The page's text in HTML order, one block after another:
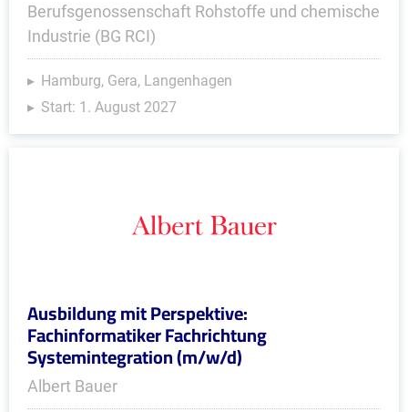
Berufsgenossenschaft Rohstoffe und chemische
Industrie (BG RCI)
Hamburg, Gera, Langenhagen
Start: 1. August 2027
Ausbildung mit Perspektive:
Fachinformatiker Fachrichtung
Systemintegration (m/w/d)
Albert Bauer